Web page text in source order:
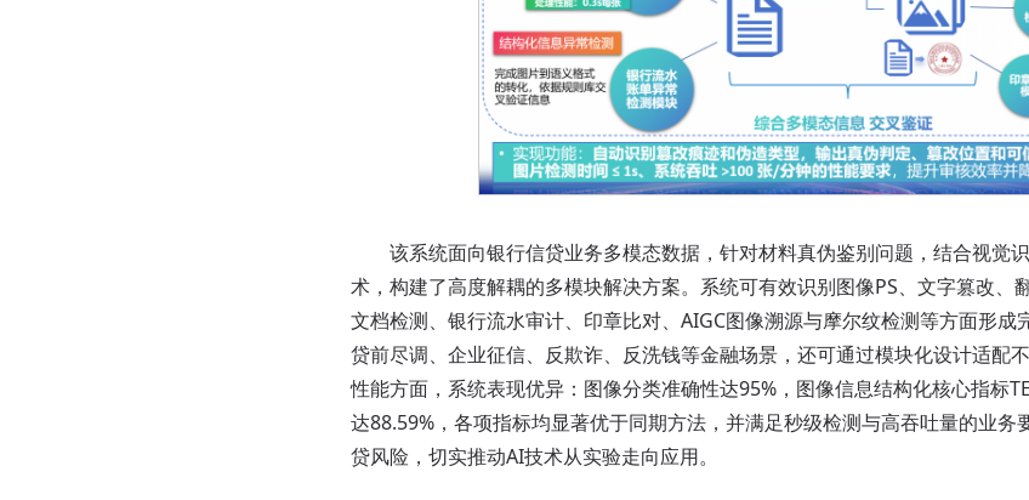
该系统面向银行信贷业务多模态数据，针对材料真伪鉴别问题，结合视觉
术，构建了高度解耦的多模块解决方案。系统可有效识别图像PS、文字篡改、
文档检测、银行流水审计、印章比对、AIGC图像溯源与摩尔纹检测等方面形
贷前尽调、企业征信、反欺诈、反洗钱等金融场景，还可通过模块化设计适配
性能方面，系统表现优异：图像分类准确性达95%，图像信息结构化核心指标
达88.59%，各项指标均显著优于同期方法，并满足秒级检测与高吞吐量的业
贷风险，切实推动AI技术从实验走向应用。